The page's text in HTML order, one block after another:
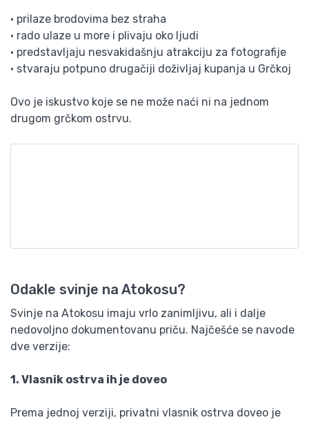
• prilaze brodovima bez straha
• rado ulaze u more i plivaju oko ljudi
• predstavljaju nesvakidašnju atrakciju za fotografije
• stvaraju potpuno drugačiji doživljaj kupanja u Grčkoj
Ovo je iskustvo koje se ne može naći ni na jednom
drugom grčkom ostrvu.
Odakle svinje na Atokosu?
Svinje na Atokosu imaju vrlo zanimljivu, ali i dalje
nedovoljno dokumentovanu priču. Najčešće se navode
dve verzije:
1. Vlasnik ostrva ih je doveo
Prema jednoj verziji, privatni vlasnik ostrva doveo je